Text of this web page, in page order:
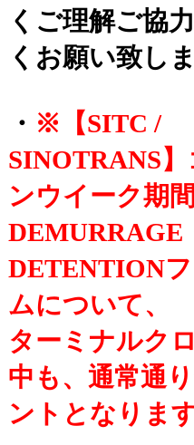
くご理解ご協
くお願い致しま
・ ※【SITC /
SINOTRANS
ンウイーク期
DEMURRAGE
DETENTION
ムについて、
ターミナルク
中も、通常通
ントとなります